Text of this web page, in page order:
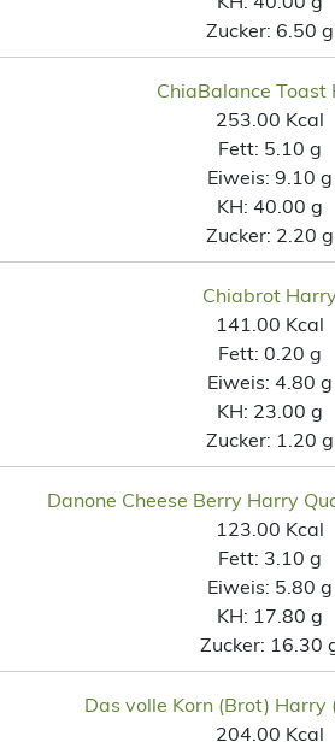
Zucker: 6.50 g
ChiaBalance Toast
253.00 Kcal
Fett: 5.10 g
Eiweis: 9.10 g
KH: 40.00 g
Zucker: 2.20 g
Chiabrot Harry
141.00 Kcal
Fett: 0.20 g
Eiweis: 4.80 g
KH: 23.00 g
Zucker: 1.20 g
Danone Cheese Berry Harry
123.00 Kcal
Fett: 3.10 g
Eiweis: 5.80 g
KH: 17.80 g
Zucker: 16.30
Das volle Korn (Brot) Harry
204.00 Kcal